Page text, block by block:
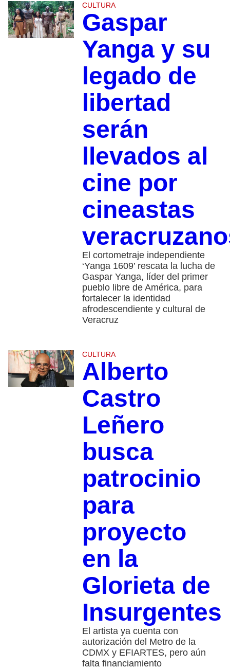
CULTURA
Gaspar
Yanga y su
legado de
libertad
serán
llevados al
cine por
cineastas
El cortometraje independiente
‘Yanga 1609’ rescata la lucha de
Gaspar Yanga, líder del primer
pueblo libre de América, para
fortalecer la identidad
afrodescendiente y cultural de
Veracruz
CULTURA
Alberto
Castro
Leñero
busca
patrocinio
para
proyecto
en la
Glorieta de
Insurgentes
El artista ya cuenta con
autorización del Metro de la
CDMX y EFIARTES, pero aún
falta financiamiento